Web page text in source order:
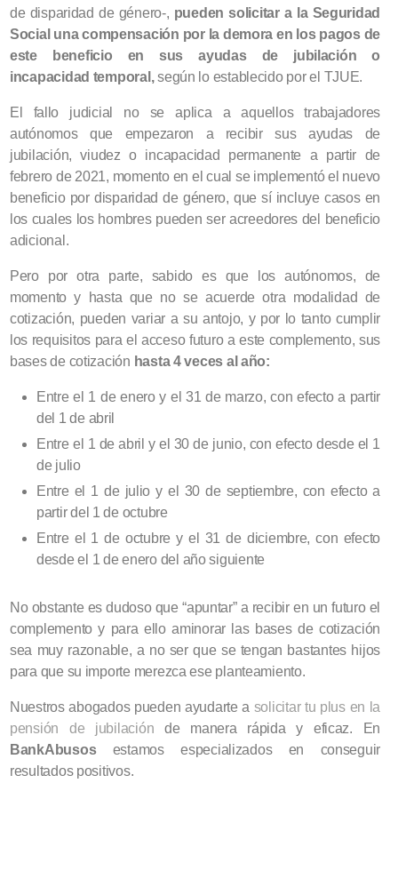
de disparidad de género-, pueden solicitar a la Seguridad
Social una compensación por la demora en los pagos de
este beneficio en sus ayudas de jubilación o
incapacidad temporal,según lo establecido por el TJUE.
El fallo judicial no se aplica a aquellos trabajadores
autónomos que empezaron a recibir sus ayudas de
jubilación, viudez o incapacidad permanente a partir de
febrero de 2021, momento en el cual se implementó el nuevo
beneficio por disparidad de género, que sí incluye casos en
los cuales los hombres pueden ser acreedores del beneficio
adicional.
Pero por otra parte, sabido es que los autónomos, de
momento y hasta que no se acuerde otra modalidad de
cotización, pueden variar a su antojo, y por lo tanto cumplir
los requisitos para el acceso futuro a este complemento, sus
bases de cotización hasta 4 veces al año:
Entre el 1 de enero y el 31 de marzo, con efecto a partir
del 1 de abril
Entre el 1 de abril y el 30 de junio, con efecto desde el 1
de julio
Entre el 1 de julio y el 30 de septiembre, con efecto a
partir del 1 de octubre
Entre el 1 de octubre y el 31 de diciembre, con efecto
desde el 1 de enero del año siguiente
No obstante es dudoso que “apuntar” a recibir en un futuro el
complemento y para ello aminorar las bases de cotización
sea muy razonable, a no ser que se tengan bastantes hijos
para que su importe merezca ese planteamiento.
Nuestros abogados pueden ayudarte a solicitar tu plus en la
pensión de jubilación de manera rápida y eficaz. En
BankAbusosestamos especializados en conseguir
resultados positivos.